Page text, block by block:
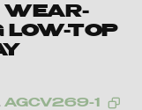
WEAR-
LOW-TOP
AGCV269-1